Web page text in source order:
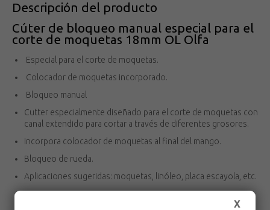
Descripción del producto
Cúter de bloqueo manual especial para el
corte de moquetas 18mm OL Olfa
Especial para el corte de moquetas.
Colocador de moquetas incorporado.
Bloqueo manual
Cutter especialmente diseñado para el corte de moquetas con
canal extendido para cortar a través de diferentes grosores.
Incorpora colocador de moquetas al final del mango.
Bloqueo de rueda.
Aplicaciones sugeridas: moquetas, linóleo, placa escayola, etc.
X